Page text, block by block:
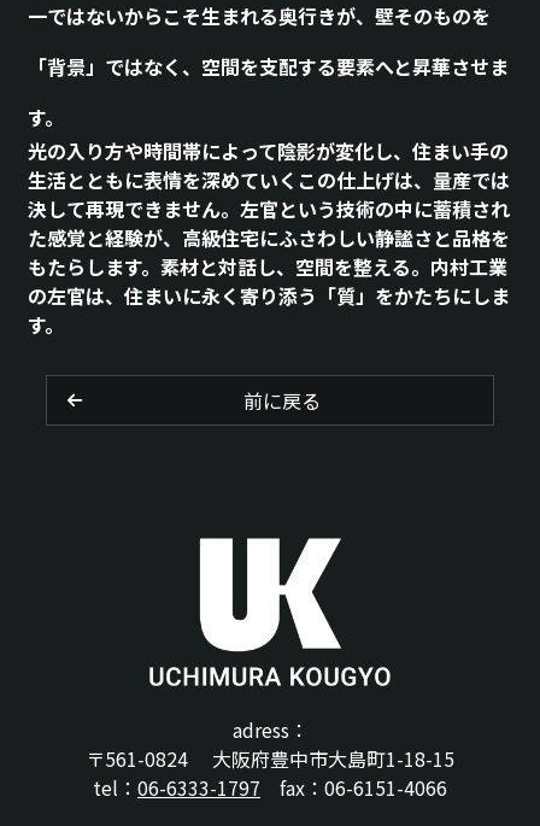
一ではないからこそ生まれる奥行きが、壁そのものを
「背景」ではなく、空間を支配する要素へと昇華させま
す。
光の入り方や時間帯によって陰影が変化し、住まい手の
生活とともに表情を深めていくこの仕上げは、量産では
決して再現できません。左官という技術の中に蓄積され
た感覚と経験が、高級住宅にふさわしい静謐さと品格を
もたらします。素材と対話し、空間を整える。内村工業
の左官は、住まいに永く寄り添う「質」をかたちにしま
す。
前に戻る
adress：
〒561-0824 大阪府豊中市大島町1-18-15
tel： 06-6333-1797 fax：06-6151-4066